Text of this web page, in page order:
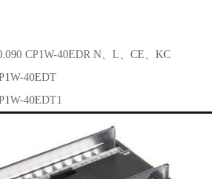
CP1W-40EDR N、L、CE、KC
40EDT
40EDT1